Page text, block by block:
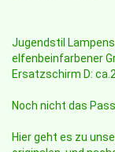
Jugendstil
elfenbeinfarbener
Ersatzschirm D:
Noch nicht das
Hier geht es zu